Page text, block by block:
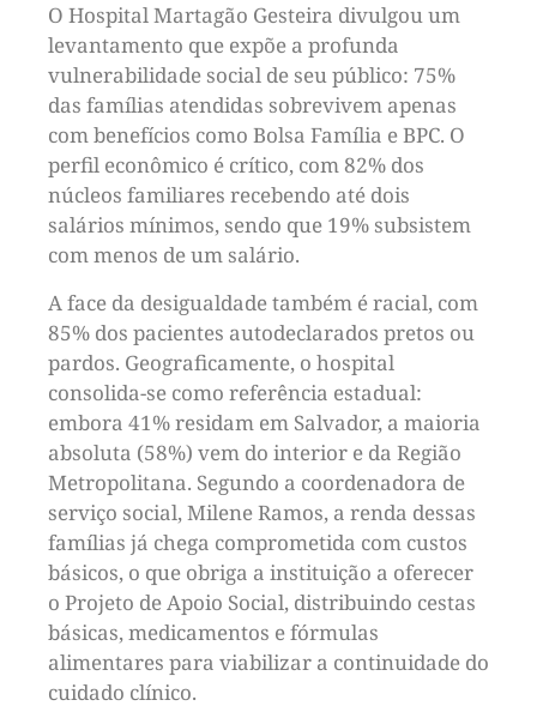
O Hospital Martagão Gesteira divulgou um
levantamento que expõe a profunda
vulnerabilidade social de seu público: 75%
das famílias atendidas sobrevivem apenas
com benefícios como Bolsa Família e BPC. O
perfil econômico é crítico, com 82% dos
núcleos familiares recebendo até dois
salários mínimos, sendo que 19% subsistem
com menos de um salário.
A face da desigualdade também é racial, com
85% dos pacientes autodeclarados pretos ou
pardos. Geograficamente, o hospital
consolida-se como referência estadual:
embora 41% residam em Salvador, a maioria
absoluta (58%) vem do interior e da Região
Metropolitana. Segundo a coordenadora de
serviço social, Milene Ramos, a renda dessas
famílias já chega comprometida com custos
básicos, o que obriga a instituição a oferecer
o Projeto de Apoio Social, distribuindo cestas
básicas, medicamentos e fórmulas
alimentares para viabilizar a continuidade do
cuidado clínico.